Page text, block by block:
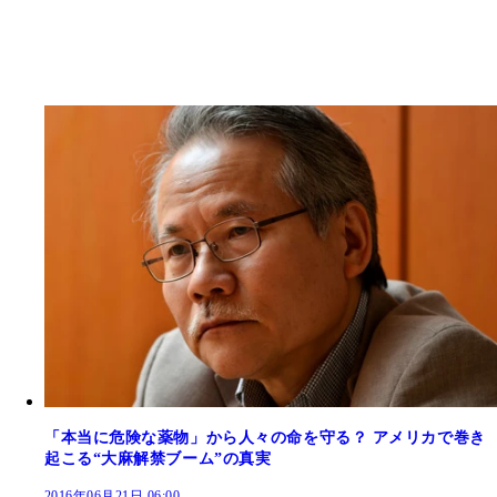
「本当に危険な薬物」から人々の命を守る？ アメリカで巻き
起こる“大麻解禁ブーム”の真実